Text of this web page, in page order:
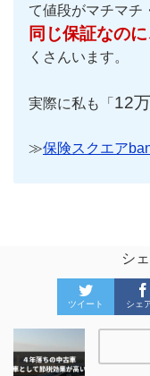
て値段がマチマチ
同じ保証なの
くさんいます。
実際に私も「 12
≫保険スクエア
シ
ツイート シェ